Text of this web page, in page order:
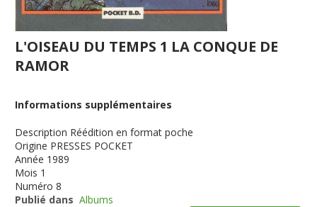
L'OISEAU DU TEMPS 1 LA CONQUE DE
RAMOR
Informations supplémentaires
Description Réédition en format poche
Origine PRESSES POCKET
Année 1989
Mois 1
Numéro 8
Publié dans Albums